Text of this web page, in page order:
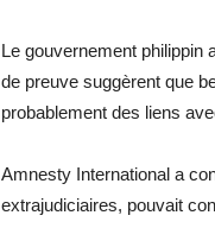
Le gouvernement philippin
de preuve suggèrent que
probablement des liens
Amnesty International a
extrajudiciaires, pouvait